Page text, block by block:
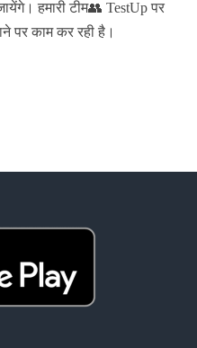
हमारी टीम👥 TestUp पर
पर काम कर रही है।